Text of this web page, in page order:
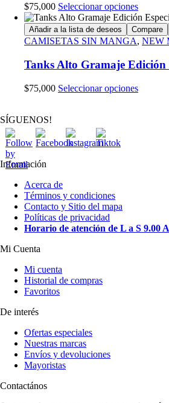
elegir
en
la
página
$75,000 Seleccionar opcionesEste
tiene
Las
pueden
Añadir a la lista de deseos Compare
CAMISETAS SIN MANGA, NEW
Tanks Alto Gramaje
$75,000 Seleccionar opcionesEste
de
SÍGUENOS!
Información
Acerca de
Términos y condiciones
Contacto y Sitio del mapa
Políticas de privacidad
Horario de atención de L a S 9.00
Mi Cuenta
Mi cuenta
Historial de compras
Favoritos
De interés
Ofertas especiales
Nuestras marcas
Envíos y devoluciones
Mayoristas
Contactános